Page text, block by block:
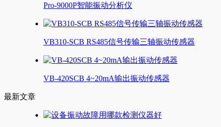
Pro-9000P智能振动分析仪
VB310-SCB RS485信号传输三轴振动传感器
VB-420SCB 4~20mA输出振动传感器
最新文章